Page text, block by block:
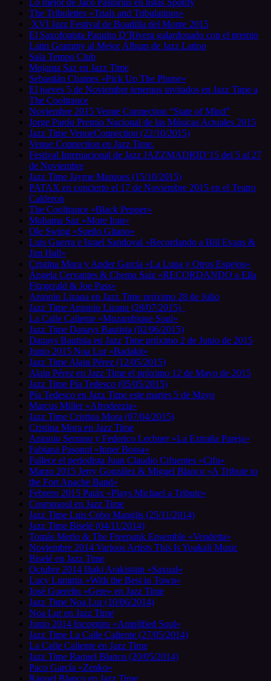
Lo mejor de Jaco Pastorius en listas Spotify
The Tribulettes «Trials and Tribulations»
XVI Jazz Festival de Boadilla del Monte 2015
El Saxofonista Paquito D’Rivera galardonado con el premio
Latin Grammy al Mejor Álbum de Jazz Latino
Sala Tempo Club
Mojama Saz en Jazz Time
Sebastián Chames «Pick Up The Phone»
El jueves 5 de Noviembre tenemos invitados en Jazz Time a
The Cooltrance
Noviembre 2015 Venue Connection “State of Mind”
Jorge Pardo Premio Nacional de las Músicas Actuales 2015
Jazz Time VenueConnection (22/10/2015)
Venue Connection en Jazz Time.
Festival Internacional de Jazz JAZZMADRID’15 del 5 al 27
de Noviembre
Jazz Time Jayme Marques (15/10/2015)
PATAX en concierto el 17 de Noviembre 2015 en el Teatro
Calderon
The Cooltrance «Black Pepper»
Mohama Saz «More Iran»
Ole Swing «Sueño Gitano»
Luis Guerra e Israel Sandoval «Recordando a Bill Evans &
Jim Hall»
Cristina Mora y Ander García «La Luna y Otros Espejos»
Ángela Cervantes & Chema Saiz «RECORDANDO a Ella
Fitzgerald & Joe Pass»
Antonio Lizana en Jazz Time próximo 28 de Julio
Jazz Time Antonio Lizana (28/07/2015)
La Calle Caliente «Mozambique Soul»
Jazz Time Danays Bautista (02/06/2015)
Danays Bautista en Jazz Time próximo 2 de Junio de 2015
Junio 2015 Noa Lur «Badakit»
Jazz Time Alain Pérez (12/05/2015)
Alain Pérez en Jazz Time el próximo 12 de Mayo de 2015
Jazz Time Pía Tedesco (05/05/2015)
Pía Tedesco en Jazz Time este martes 5 de Mayo
Marcus Miller «Afrodeezia»
Jazz Time Cristina Mora (07/04/2015)
Cristina Mora en Jazz Time
Antonio Serrano y Federico Lechner «La Extraña Pareja»
Fabiana Pasonni «Inner Bossa»
Fallece el periodista Juan Claudio Cifuentes «Cifu»
Marzo 2015 Jerry González & Miguel Blanco «A Tribute to
the Fort Apache Band»
Febrero 2015 Patáx «Plays Michael a Tribute»
Cosmosoul en Jazz Time
Jazz Time Luis Cobo Manglis (25/11/2014)
Jazz Time Biselé (04/11/2014)
Tomás Merlo & The Freepunk Ensemble «Vendetta»
Noviembre 2014 Various Artists This Is Youkali Music
Biselé en Jazz Time
Octubre 2014 Iñaki Arakistain «Saxual»
Lucy Lummis «With the Best in Town»
José Guereñu «Gere» en Jazz Time
Jazz Time Noa Lur (10/06/2014)
Noa Lur en Jazz Time
Junio 2014 Incognito «Amplified Soul»
Jazz Time La Calle Caliente (27/05/2014)
La Calle Caliente en Jazz Time
Jazz Time Raquel Blanco (20/05/2014)
Paco García «Zenko»
Raquel Blanco en Jazz Time